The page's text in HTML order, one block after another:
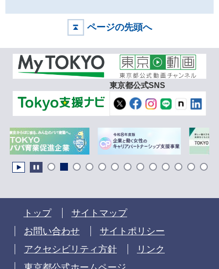
ページの先頭へ
東京都公式SNS
トップ
サイトマップ
お問い合わせ
サイトポリシー
アクセシビリティ方針
リンク